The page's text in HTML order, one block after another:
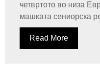
четвртото во низа
машката сениорска
Read More